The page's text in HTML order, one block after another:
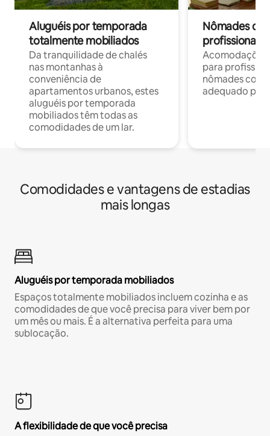
Aluguéis por temporada
totalmente mobiliados
Da tranquilidade de chalés
nas montanhas à
conveniência de
apartamentos urbanos, estes
aluguéis por temporada
mobiliados têm todas as
comodidades de um lar.
Nômades
profissionais
para
nômades com
adequado
Comodidades e vantagens de estadias
mais longas
Aluguéis por temporada mobiliados
Espaços totalmente mobiliados incluem cozinha e as
comodidades de que você precisa para viver bem por
um mês ou mais. É a alternativa perfeita para uma
sublocação.
A flexibilidade de que você precisa